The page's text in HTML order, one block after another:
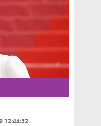
12:44:32